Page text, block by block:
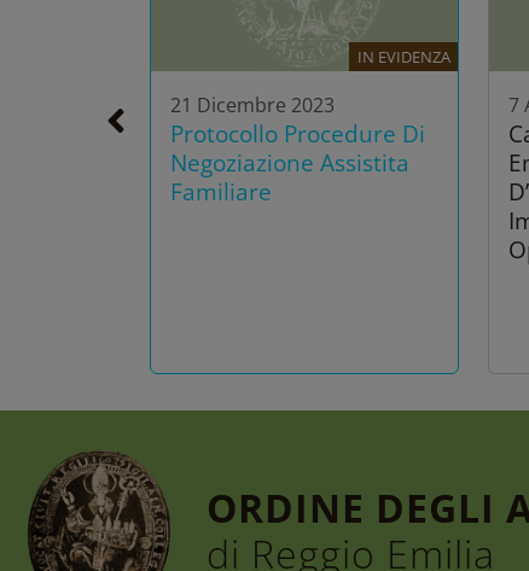
IN EVIDENZA
21 Dicembre 2023
Protocollo Procedure Di
Negoziazione Assistita
Familiare
7
ORDINE DEGLI
di Reggio Emilia